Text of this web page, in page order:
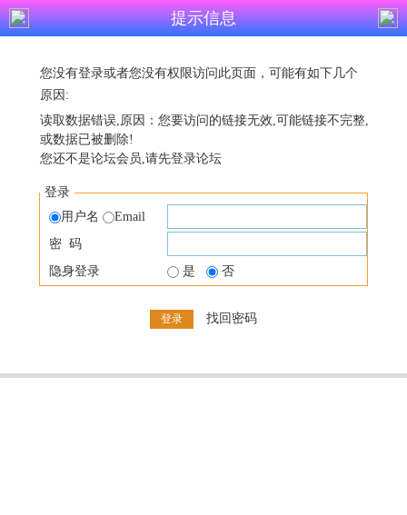
提示信息
您没有登录或者您没有权限访问此页面，可能有如下几个
原因:
读取数据错误,原因：您要访问的链接无效,可能链接不完整,
或数据已被删除!
您还不是论坛会员,请先登录论坛
登录
用户名
Email
密 码
隐身登录
是 否
找回密码